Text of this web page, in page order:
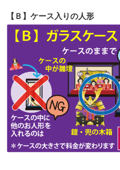
第56回人形供養祭 令和4
第55回人形供養祭令和4
第54回人形供養祭令和4
第53回人形供養祭令和4
第52回人形供養祭令和4
第51回人形供養祭令和4
第50回人形供養祭令和4
【Ｂ】ケース入りの人形